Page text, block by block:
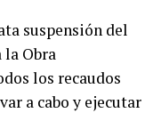
suspensión del
la Obra
los recaudos
a cabo y ejecutar